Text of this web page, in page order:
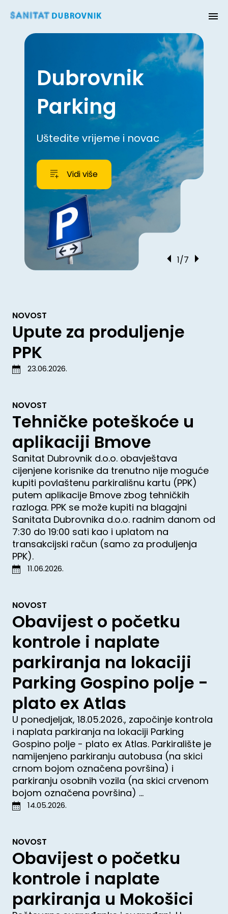
Dubrovnik
Parking
Uštedite vrijeme i novac
Vidi više
1/7
NOVOST
Upute za produljenje
PPK
23.06.2026.
NOVOST
Tehničke poteškoće u
aplikaciji Bmove
Sanitat Dubrovnik d.o.o. obavještava
cijenjene korisnike da trenutno nije moguće
kupiti povlaštenu parkirališnu kartu (PPK)
putem aplikacije Bmove zbog tehničkih
razloga. PPK se može kupiti na blagajni
Sanitata Dubrovnika d.o.o. radnim danom od
7:30 do 19:00 sati kao i uplatom na
transakcijski račun (samo za produljenja
PPK).
11.06.2026.
NOVOST
Obavijest o početku
kontrole i naplate
parkiranja na lokaciji
Parking Gospino polje -
plato ex Atlas
U ponedjeljak, 18.05.2026., započinje kontrola
i naplata parkiranja na lokaciji Parking
Gospino polje - plato ex Atlas. Parkiralište je
namijenjeno parkiranju autobusa (na skici
crnom bojom označena površina) i
parkiranju osobnih vozila (na skici crvenom
bojom označena površina) ...
14.05.2026.
NOVOST
Obavijest o početku
kontrole i naplate
parkiranja u Mokošici